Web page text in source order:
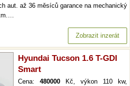
aut. až 36 měsíců garance na mechanický
Zobrazit inzerát
Hyundai Tucson 1.6 T-GDI
Smart
Cena: 480000 Kč, výkon 110 kw,